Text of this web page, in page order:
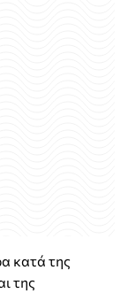
κατά της
της